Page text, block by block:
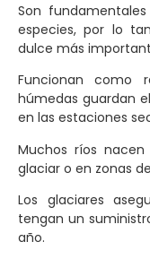
Son
especies, por lo
dulce más
Funcionan como
húmedas guardan
en las estaciones
Muchos ríos
glaciar o en zonas
Los glaciares
tengan un
año.